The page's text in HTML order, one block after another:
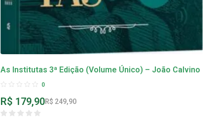
As Institutas 3ª Edição (Volume Único) – João Calvino
0
R$ 249,90
R$ 179,90